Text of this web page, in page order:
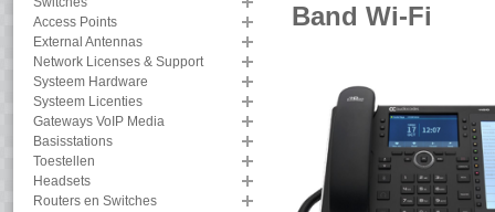
Access Points
External Antennas
Network Licenses & Support
Systeem Hardware
Systeem Licenties
Gateways VoIP Media
Basisstations
Toestellen
Headsets
Routers en Switches
Band Wi-Fi